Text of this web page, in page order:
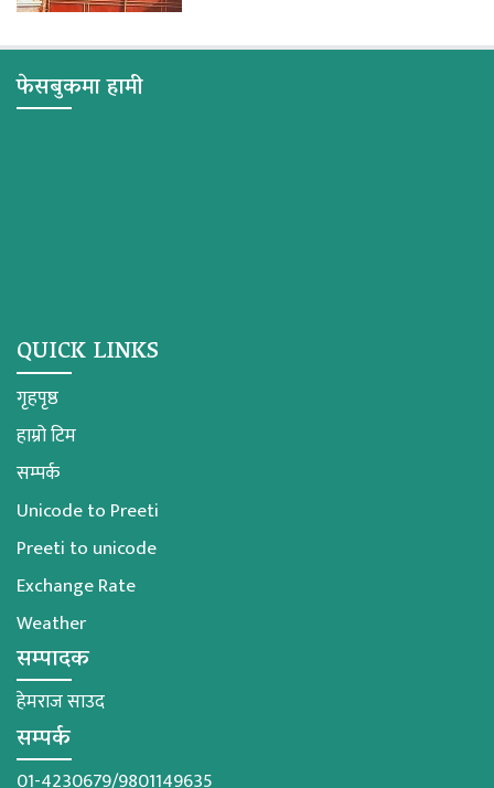
फेसबुकमा हामी
QUICK LINKS
गृहपृष्ठ
हाम्रो टिम
सम्पर्क
Unicode to Preeti
Preeti to unicode
Exchange Rate
Weather
सम्पादक
हेमराज साउद
सम्पर्क
01-4230679/9801149635